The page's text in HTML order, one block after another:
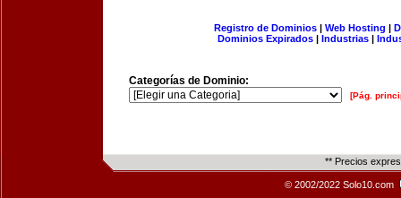
Registro de Dominios| Web Hosting |
Dominios Expirados | Industrias |
Categorías de Dominio:
[Pág.
** Precios
© 2002/2022 Solo10.com